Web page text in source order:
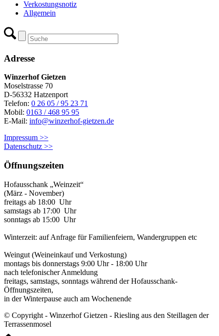
Verkostungsnotiz
Allgemein
Adresse
Winzerhof Gietzen
Moselstrasse 70
D-56332 Hatzenport
Telefon: 0 26 05 / 95 23 71
Mobil: 0163 / 468 95 95
E-Mail: info@winzerhof-gietzen.de
Impressum >>
Datenschutz >>
Öffnungszeiten
Hofausschank „Weinzeit“
(März - November)
freitags ab 18:00 Uhr
samstags ab 17:00 Uhr
sonntags ab 15:00 Uhr
Winterzeit: auf Anfrage für Familienfeiern, Wandergruppen etc
Weingut (Weineinkauf und Verkostung)
montags bis donnerstags 9:00 Uhr - 18:00 Uhr
nach telefonischer Anmeldung
freitags, samstags, sonntags während der Hofausschank-
Öffnungszeiten,
in der Winterpause auch am Wochenende
© Copyright - Winzerhof Gietzen - Riesling aus den Steillagen der
Terrassenmosel